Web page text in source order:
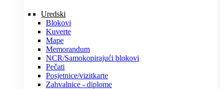
Uredski
Blokovi
Kuverte
Mape
Memorandum
NCR/Samokopirajući blokovi
Pečati
Posjetnice/vizitkarte
Zahvalnice - diplome